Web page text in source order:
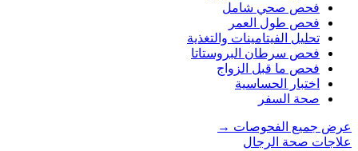
فحص صحي شامل
فحص طول العمر
تحليل الفيتامينات والتغذية
فحص سرطان البروستاتا
فحص ما قبل الزواج
اختبار الحساسية
صحة السفر
عرض جميع الفحوصات →
علاجات صحة الرجال